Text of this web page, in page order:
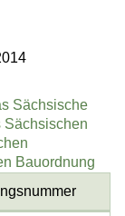
Sächsische
Sächsischen
Bauordnung